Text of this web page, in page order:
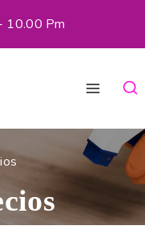
10.00 Pm